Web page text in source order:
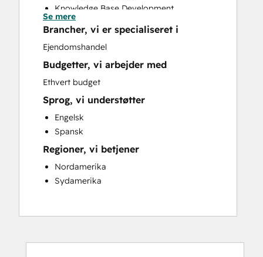
Knowledge Base Development
Programmable Automation
Sales and Marketing Alignment
Website Development
Se mere
Brancher, vi er specialiseret i
Ejendomshandel
Budgetter, vi arbejder med
Ethvert budget
Sprog, vi understøtter
Engelsk
Spansk
Regioner, vi betjener
Nordamerika
Sydamerika